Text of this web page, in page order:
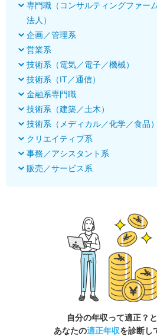
専門職（コンサルティングファー
法人）
企画／管理系
営業系
技術系（電気／電子／機械）
技術系（IT／通信）
金融系専門職
技術系（建築／土木）
技術系（メディカル／化学／食品）
クリエイティブ系
事務／アシスタント系
販売／サービス系
自分の年収って適正？
あなたの適正年収を診断し